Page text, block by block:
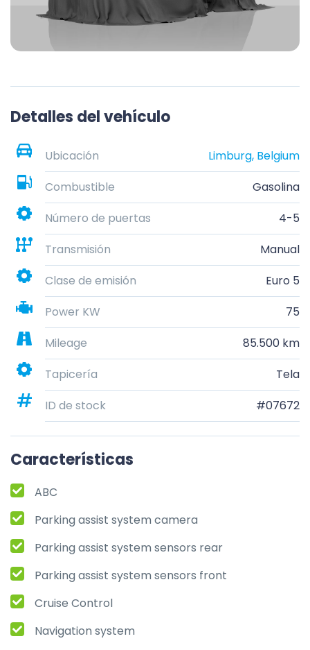
Detalles del vehículo
Ubicación
Limburg, Belgium
Combustible
Gasolina
Número de puertas
4-5
Transmisión
Manual
Clase de emisión
Euro 5
Power KW
75
Mileage
85.500 km
Tapicería
Tela
ID de stock
#07672
Características
ABC
Parking assist system camera
Parking assist system sensors rear
Parking assist system sensors front
Cruise Control
Navigation system